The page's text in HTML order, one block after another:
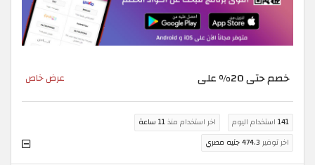
خصم حتى 20% على عرض خاص
141 استخدام اليوم اخر استخدام منذ11 ساعة
اخر توفير 474.3 جنيه مصري